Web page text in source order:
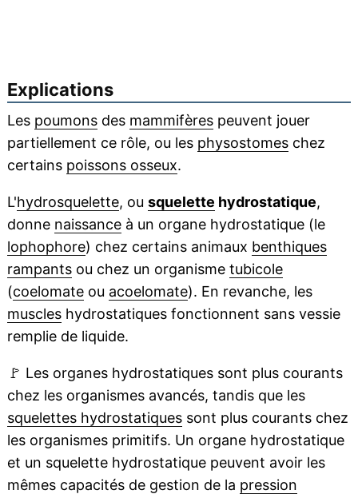
Explications
Les poumonsdes mammifèrespeuvent jouer
partiellement ce rôle, ou les physostomeschez
certains poissons osseux.
L'hydrosquelette, ou squelette hydrostatique,
donne naissanceà un organe hydrostatique (le
lophophore) chez certains animaux benthiques
rampantsou chez un organisme tubicole
(coelomateou acoelomate). En revanche, les
muscleshydrostatiques fonctionnent sans vessie
remplie de liquide.
🚩 Les organes hydrostatiques sont plus courants
chez les organismes avancés, tandis que les
squelettes hydrostatiquessont plus courants chez
les organismes primitifs. Un organe hydrostatique
et un squelette hydrostatique peuvent avoir les
mêmes capacités de gestion de la pression